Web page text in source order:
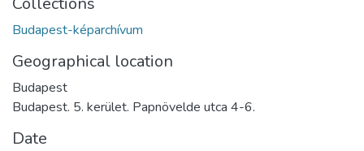
Budapest-képarchívum
Geographical location
Budapest
Budapest. 5. kerület. Papnövelde utca 4-6.
Date